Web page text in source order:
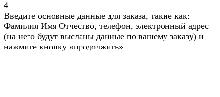
4
Введите основные данные для заказа, такие как:
Фамилия Имя Отчество, телефон, электронный адрес
(на него будут высланы данные по вашему заказу) и
нажмите кнопку «продолжить»